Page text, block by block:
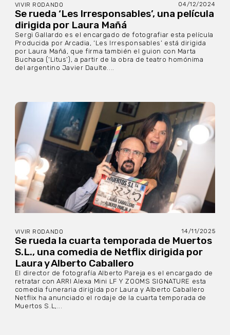
VIVIR RODANDO 04/12/2024
Se rueda ‘Les Irresponsables’, una película
dirigida por Laura Mañá
Sergi Gallardo es el encargado de fotografiar esta película
Producida por Arcadia, ‘Les Irresponsables’ está dirigida
por Laura Mañá, que firma también el guion con Marta
Buchaca (‘Litus’), a partir de la obra de teatro homónima
del argentino Javier Daulte....
VIVIR RODANDO 14/11/2025
Se rueda la cuarta temporada de Muertos
S.L., una comedia de Netflix dirigida por
Laura y Alberto Caballero
El director de fotografía Alberto Pareja es el encargado de
retratar con ARRI Alexa Mini LF Y ZOOMS SIGNATURE esta
comedia funeraria dirigida por Laura y Alberto Caballero
Netflix ha anunciado el rodaje de la cuarta temporada de
Muertos S.L,...